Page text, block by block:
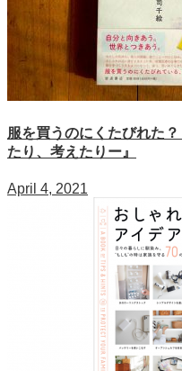
服を買うのにくたびれた
たり、考えたりー』
April 4, 2021